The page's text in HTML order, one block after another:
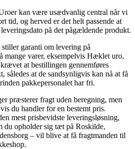
kan være usædvanlig central når vi
tid, og herved er det helt passende at
på det pågældende produkt.
garanti om levering på
mange varer, eksempelvis Hæklet uro,
at bestillingen gennemføres
således at de sandsynligvis kan nå at få
pakkepersonalet har fri.
præsterer fragt uden beregning, men
du handler for en bestemt pris.
mest prisbevidste leveringsløsning,
du opholder sig tæt på Roskilde,
– vil blive at få fragtmanden til